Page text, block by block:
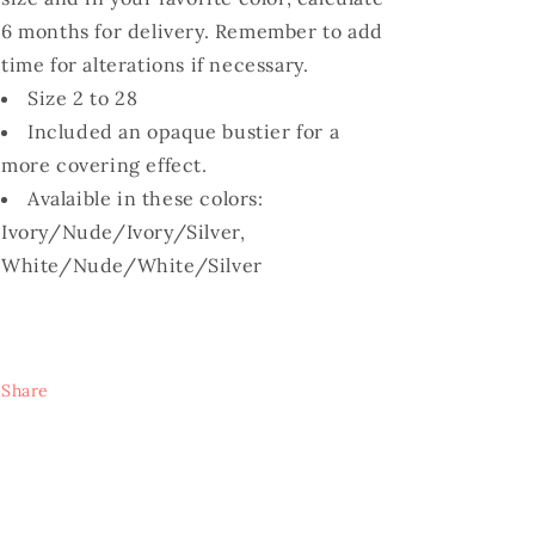
6 months for delivery. Remember to add
time for alterations if necessary.
Size 2 to 28
Included an opaque bustier for a
more covering effect.
Avalaible in these colors:
Ivory/Nude/Ivory/Silver,
White/Nude/White/Silver
Share